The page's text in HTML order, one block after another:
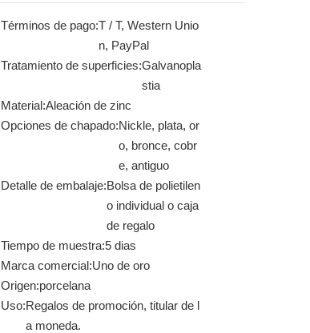
Términos de pago:T / T, Western Unio
n, PayPal
Tratamiento de superficies:Galvanopla
stia
Material:Aleación de zinc
Opciones de chapado:Nickle, plata, or
o, bronce, cobr
e, antiguo
Detalle de embalaje:Bolsa de polietilen
o individual o caja
de regalo
Tiempo de muestra:5 dias
Marca comercial:Uno de oro
Origen:porcelana
Uso:Regalos de promoción, titular de l
a moneda.